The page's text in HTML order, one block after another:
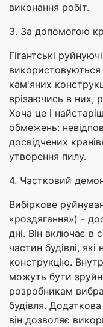
виконання робіт.
3. За допомогою
Гігантські
кам'яних
врізаючись в них,
Хоча це і
обмежень:
досвідчених
утворення пилу.
4. Частковий
Вибіркове
«роздягання») -
дні. Він включає в
частин будівлі,
конструкцію.
можуть бути
розробникам
будівля.
він дозволяє